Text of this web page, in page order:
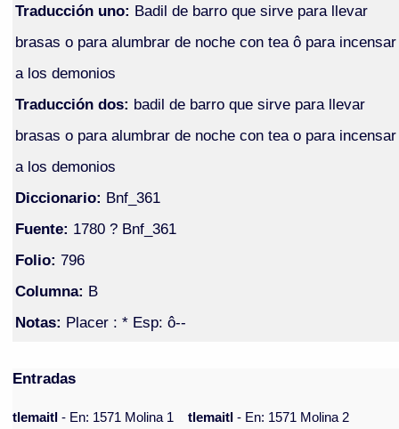
Traducción uno: Badil de barro que sirve para llevar
brasas o para alumbrar de noche con tea ô para incensar
a los demonios
Traducción dos: badil de barro que sirve para llevar
brasas o para alumbrar de noche con tea o para incensar
a los demonios
Diccionario: Bnf_361
Fuente: 1780 ? Bnf_361
Folio: 796
Columna: B
Notas: Placer : * Esp: ô--
Entradas
tlemaitl- En: 1571 Molina 1 tlemaitl- En: 1571 Molina 2